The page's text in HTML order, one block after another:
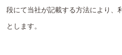
段にて当社が記載する方法により、
とします。